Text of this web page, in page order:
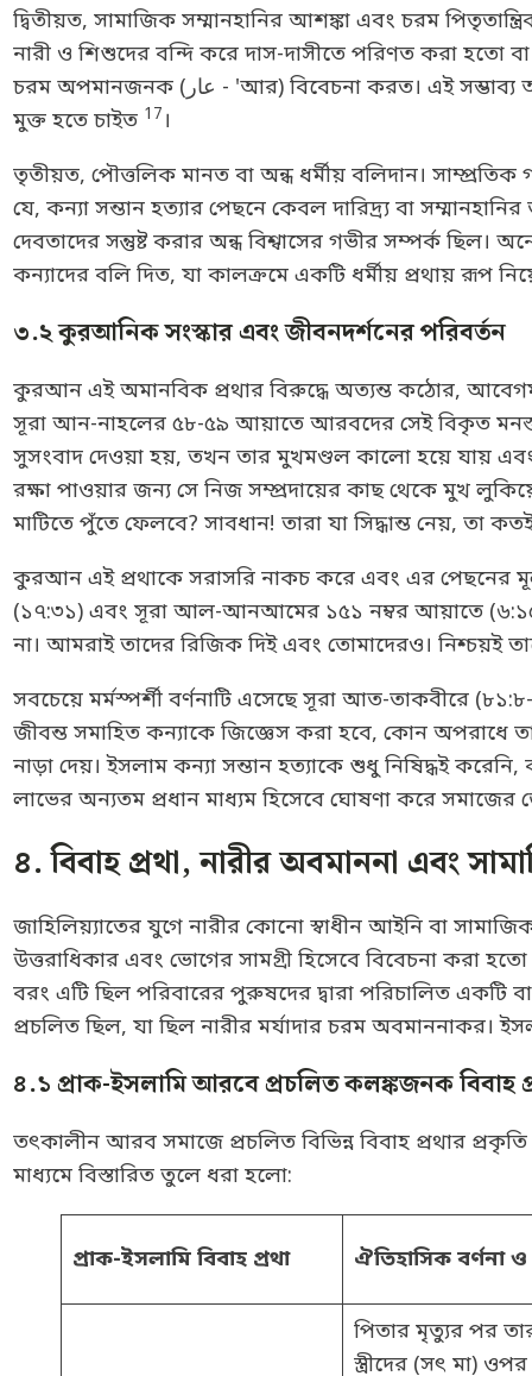
দ্বিতীয়ত, সামাজিক সম্মানহানির আশঙ্কা এবং চরম
নারী ও শিশুদের বন্দি করে দাস-দাসীতে পরিণত করা হতো
চরম অপমানজনক (عار - 'আর) বিবেচনা করত। এই সম্ভাব্য অপমানের ভয়ে অনেক পিতা কন্যা জন্মের পরপরই তাকে হত্যা করে এই 'ঝুঁকি' থেকে
মুক্ত হতে চাইত 17 ।
তৃতীয়ত, পৌত্তলিক মানত বা অন্ধ ধর্মীয় বলিদান।
যে, কন্যা সন্তান হত্যার পেছনে কেবল দারিদ্র্য বা
দেবতাদের সন্তুষ্ট করার অন্ধ বিশ্বাসের গভীর সম্পর্ক ছিল।
কন্যাদের বলি দিত, যা কালক্রমে একটি ধর্মীয় প্রথায় রূপ
৩.২ কুরআনিক সংস্কার এবং জীবনদর্শনের পরিবর্তন
কুরআন এই অমানবিক প্রথার বিরুদ্ধে অত্যন্ত কঠোর, আবেগময়
সূরা আন-নাহলের ৫৮-৫৯ আয়াতে আরবদের সেই বিকৃত
সুসংবাদ দেওয়া হয়, তখন তার মুখমণ্ডল কালো হয়ে যায় এবং
রক্ষা পাওয়ার জন্য সে নিজ সম্প্রদায়ের কাছ থেকে মুখ
মাটিতে পুঁতে ফেলবে? সাবধান! তারা যা সিদ্ধান্ত নেয়, তা
কুরআন এই প্রথাকে সরাসরি নাকচ করে এবং এর পেছনের
(১৭:৩১) এবং সূরা আল-আনআমের ১৫১ নম্বর আয়াতে (৬:১৫১)
না। আমরাই তাদের রিজিক দিই এবং তোমাদেরও। নিশ্চয়ই
সবচেয়ে মর্মস্পর্শী বর্ণনাটি এসেছে সূরা আত-তাকবীরে
জীবন্ত সমাহিত কন্যাকে জিজ্ঞেস করা হবে, কোন অপরাধে
নাড়া দেয়। ইসলাম কন্যা সন্তান হত্যাকে শুধু নিষিদ্ধই
লাভের অন্যতম প্রধান মাধ্যম হিসেবে ঘোষণা করে সমাজের
৪. বিবাহ প্রথা, নারীর অবমাননা এবং
জাহিলিয়্যাতের যুগে নারীর কোনো স্বাধীন আইনি বা
উত্তরাধিকার এবং ভোগের সামগ্রী হিসেবে বিবেচনা করা হতো
বরং এটি ছিল পরিবারের পুরুষদের দ্বারা পরিচালিত একটি
প্রচলিত ছিল, যা ছিল নারীর মর্যাদার চরম
৪.১ প্রাক-ইসলামি আরবে প্রচলিত কলঙ্কজনক বিবাহ
তৎকালীন আরব সমাজে প্রচলিত বিভিন্ন বিবাহ প্রথার
মাধ্যমে বিস্তারিত তুলে ধরা হলো:
প্রাক-ইসলামি বিবাহ প্রথা ঐতিহাসিক বর্ণনা
পিতার মৃত্যুর পর
স্ত্রীদের (সৎ মা) ওপর